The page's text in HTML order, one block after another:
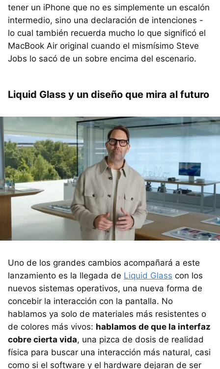
tener un iPhone que no es simplemente un escalón
intermedio, sino una declaración de intenciones -
lo cual también recuerda mucho lo que significó el
MacBook Air original cuando el mismísimo Steve
Jobs lo sacó de un sobre encima del escenario.
Liquid Glass y un diseño que mira al futuro
Uno de los grandes cambios acompañará a este
lanzamiento es la llegada de Liquid Glass con los
nuevos sistemas operativos, una nueva forma de
concebir la interacción con la pantalla. No
hablamos ya solo de materiales más resistentes o
de colores más vivos: hablamos de que la interfaz
cobre cierta vida, una pizca de dosis de realidad
física para buscar una interacción más natural, casi
como si el software y el hardware dejaran de ser